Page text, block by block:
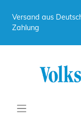
Versand aus
Zahlung